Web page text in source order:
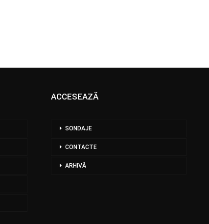
ACCESEAZĂ
SONDAJE
CONTACTE
ARHIVĂ